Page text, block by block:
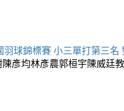
球錦標賽 小三單打第三名
彥均林彥農郭桓宇陳威廷